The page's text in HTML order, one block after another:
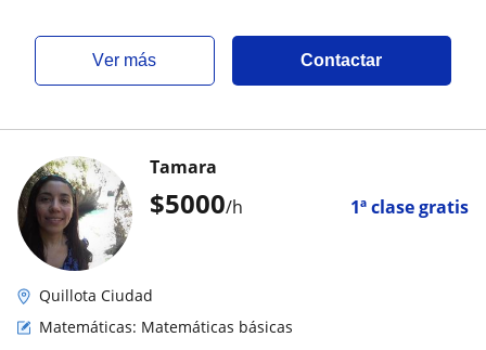
ver más Contactar
$5000/h 1ª clase gratis
Tamara
Quillota Ciudad
Matemáticas: Matemáticas básicas